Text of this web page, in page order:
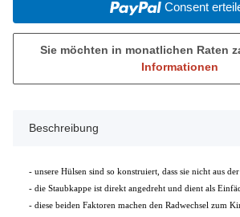
Consent
Sie möchten in monatlichen Raten
Informationen
Beschreibung
- unsere Hülsen sind so konstruiert, dass sie nicht aus
- die Staubkappe ist direkt angedreht und dient als
- diese beiden Faktoren machen den Radwechsel zum